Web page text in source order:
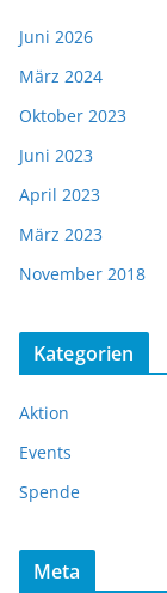
Juni 2026
März 2024
Oktober 2023
Juni 2023
April 2023
März 2023
November 2018
Kategorien
Aktion
Events
Spende
Meta